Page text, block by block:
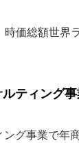
時価総額世界
ティング
グ事業で年